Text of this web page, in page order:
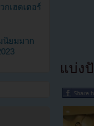
แบ่ง
เฮดเตอร์
นิยมมาก